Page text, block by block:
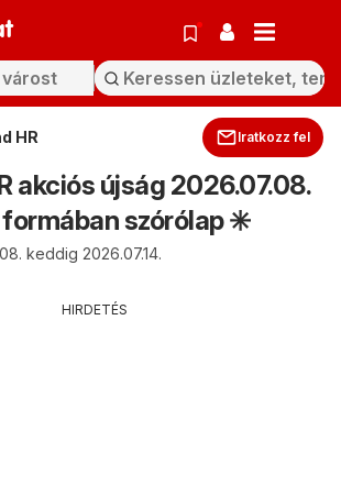
HR Iratkozz fel
akciós újság 2026.07.08.
szórólap ✳️
keddig 2026.07.14.
HIRDETÉS